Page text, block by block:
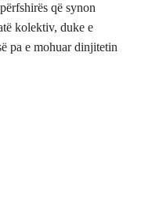
që synon
kolektiv, duke e
pa e mohuar dinjitetin